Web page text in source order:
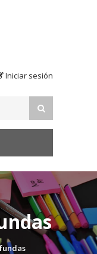
Iniciar sesión